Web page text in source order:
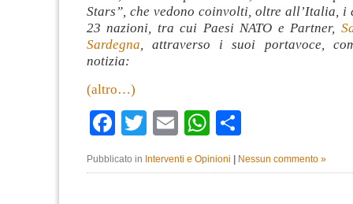
Stars”, che vedono coinvolti, oltre all’Italia,
23 nazioni, tra cui Paesi NATO e Partner,
Sardegna, attraverso i suoi portavoce,
notizia:
(altro…)
Facebook
TwitterEmailWhatsApp
Pubblicato in Interventi e Opinioni Nessun commento »